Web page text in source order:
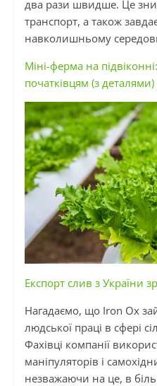
два рази швидше. Це
транспорт, а також
навколишньому
Міні-ферма на
початківцям (з деталями)
Експорт слив з України
Нагадаємо, що Iron Ox
людської праці в сфері
Фахівці компанії
маніпуляторів і
незважаючи на це, в